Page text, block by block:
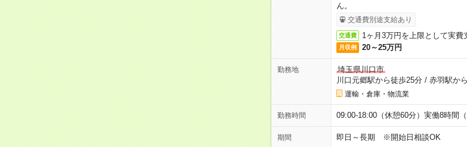
ん。
交通費別途支給あり
交通費 1ヶ月3万円を上限として実費
月収例 20～25万円
勤務地
埼玉県川口市
川口元郷駅から徒歩25分/ 赤羽駅か
運輸・倉庫・物流業
勤務時間 09:00-18:00（休憩60分）実働8時間（
期間 即日～長期 ※開始日相談OK